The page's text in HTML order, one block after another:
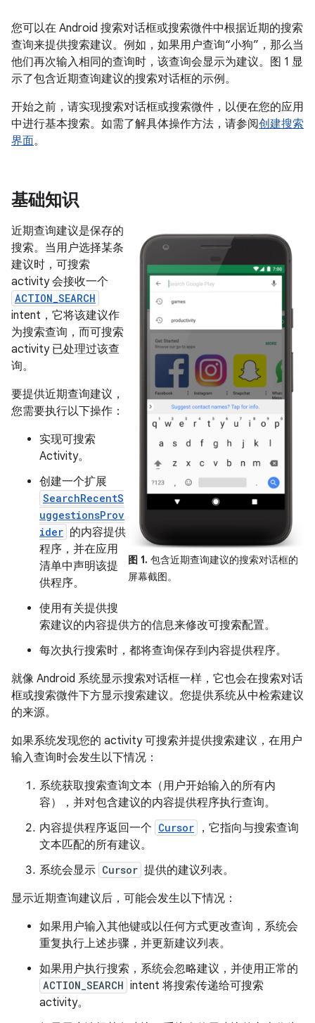
您可以在 Android 搜索对话框或搜索微件中根据近期的搜索
查询来提供搜索建议。例如，如果用户查询“小狗”，那么当
他们再次输入相同的查询时，该查询会显示为建议。图 1 显
示了包含近期查询建议的搜索对话框的示例。
开始之前，请实现搜索对话框或搜索微件，以便在您的应用
中进行基本搜索。如需了解具体操作方法，请参阅创建搜索
界面。
基础知识
图 1. 包含近期查询建议的搜索对话框的
屏幕截图。
近期查询建议是保存的
搜索。当用户选择某条
建议时，可搜索
activity 会接收一个
ACTION_SEARCH
intent，它将该建议作
为搜索查询，而可搜索
activity 已处理过该查
询。
要提供近期查询建议，
您需要执行以下操作：
实现可搜索
Activity。
创建一个扩展
SearchRecentS
uggestionsProv
ider 的内容提供
程序，并在应用
清单中声明该提
供程序。
使用有关提供搜
索建议的内容提供方的信息来修改可搜索配置。
每次执行搜索时，都将查询保存到内容提供程序。
就像 Android 系统显示搜索对话框一样，它也会在搜索对话
框或搜索微件下方显示搜索建议。您提供系统从中检索建议
的来源。
如果系统发现您的 activity 可搜索并提供搜索建议，在用户
输入查询时会发生以下情况：
系统获取搜索查询文本（用户开始输入的所有内
容），并对包含建议的内容提供程序执行查询。
内容提供程序返回一个 Cursor
，它指向与搜索查询
文本匹配的所有建议。
系统会显示 Cursor 提供的建议列表。
显示近期查询建议后，可能会发生以下情况：
如果用户输入其他键或以任何方式更改查询，系统会
重复执行上述步骤，并更新建议列表。
如果用户执行搜索，系统会忽略建议，并使用正常的
ACTION_SEARCH intent 将搜索传递给可搜索
activity。